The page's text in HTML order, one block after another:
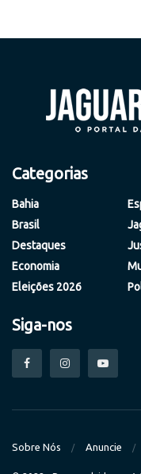
Categorias
Bahia
Brasil
Destaques
Economia
Eleições 2026
Siga-nos
Sobre Nós Anuncie